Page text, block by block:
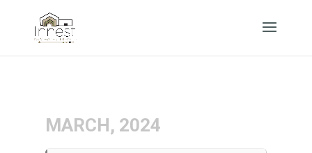
MARCH, 2024